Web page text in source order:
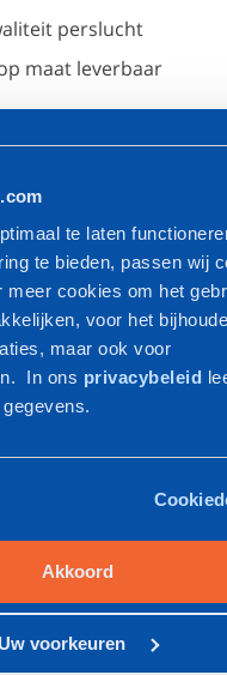
te laten
te bieden, passen wij
meer cookies om het
voor het
maar ook voor
In ons privacybeleid
Akkoord
Uw voorkeuren
van uw toepassing:
voor de kwaliteit van uw
voor
van perslucht
& VCA*
Markten
&
Personal care
perslucht
maat leverbaar